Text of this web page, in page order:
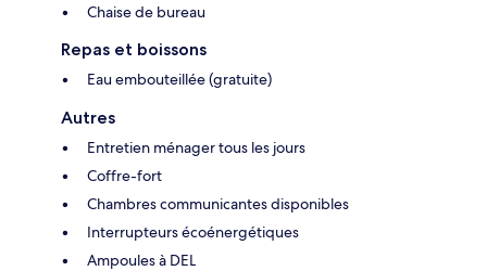
Chaise de bureau
Repas et boissons
Eau embouteillée (gratuite)
Autres
Entretien ménager tous les jours
Coffre-fort
Chambres communicantes disponibles
Interrupteurs écoénergétiques
Ampoules à DEL